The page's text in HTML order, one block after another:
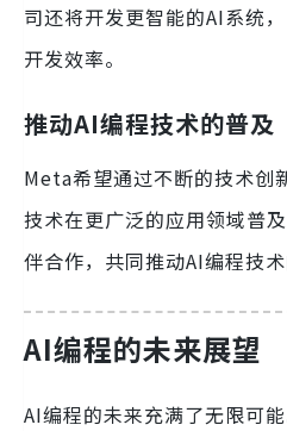
司还将开发更智能的AI系统
开发效率。
推动AI编程技术的普及
Meta希望通过不断的技术创
技术在更广泛的应用领域普
伴合作，共同推动AI编程技术
AI编程的未来展望
AI编程的未来充满了无限可